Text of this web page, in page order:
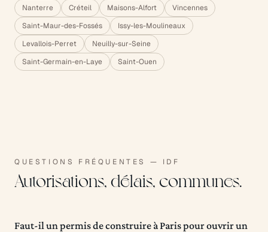
Nanterre
Créteil Maisons-Alfort
Vincennes
Saint-Maur-des-Fossés
Issy-les-Moulineaux
Levallois-Perret
Neuilly-sur-Seine
Saint-Germain-en-Laye
Saint-Ouen
QUESTIONS FRÉQUENTES — IDF
Autorisations, délais, communes.
Faut-il un permis de construire à Paris pour ouvrir un